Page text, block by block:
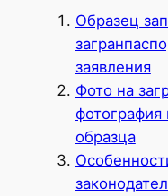
Образец
заявления
Фото на
фотография
образца